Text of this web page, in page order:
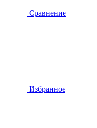
Сравнение
Избранное